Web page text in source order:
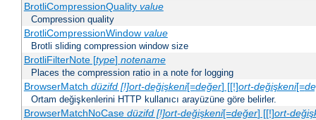
BrotliCompressionQuality value
Compression quality
BrotliCompressionWindow value
Brotli sliding compression window size
BrotliFilterNote [type] notename
Places the compression ratio in a note for logging
BrowserMatch düzifd [!]ort-değişkeni[=değer] [[!]ort-değişkeni[=
Ortam değişkenlerini HTTP kullanıcı arayüzüne göre belirler.
BrowserMatchNoCase düzifd [!]ort-değişkeni[=değer] [[!]ort-